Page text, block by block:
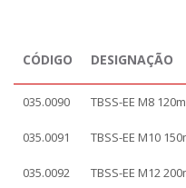
CÓDIGO DESIGNAÇÃO
035.0090 TBSS-EE M8
035.0091 TBSS-EE M10
035.0092 TBSS-EE M12